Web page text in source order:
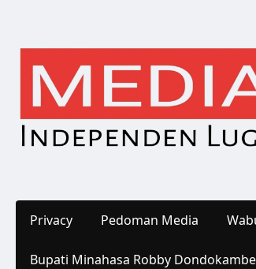
content
Privacy Pedoman Media
Bupati Minahasa Robby